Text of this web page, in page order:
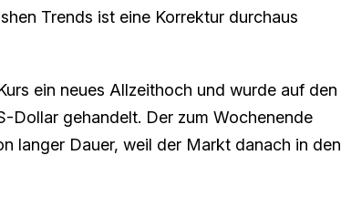
Trends ist eine Korrektur durchaus
ein neues Allzeithoch und wurde auf den
Dollar gehandelt. Der zum Wochenende
langer Dauer, weil der Markt danach in den